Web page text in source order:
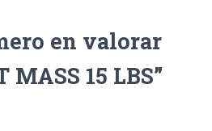
en valorar
MASS 15 LBS”